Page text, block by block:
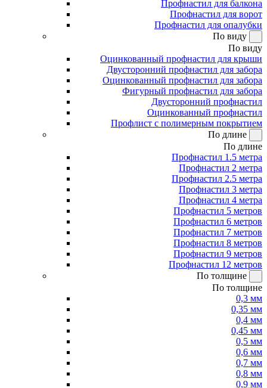
Профнастил для балкона
Профнастил для ворот
Профнастил для опалубки
По виду
По виду
Оцинкованный профнастил для крыши
Двусторонний профнастил для забора
Оцинкованный профнастил для забора
Фигурный профнастил для забора
Двусторонний профнастил
Оцинкованный профнастил
Профлист с полимерным покрытием
По длине
По длине
Профнастил 1.5 метра
Профнастил 2 метра
Профнастил 2.5 метра
Профнастил 3 метра
Профнастил 4 метра
Профнастил 5 метров
Профнастил 6 метров
Профнастил 7 метров
Профнастил 8 метров
Профнастил 9 метров
Профнастил 12 метров
По толщине
По толщине
0,3 мм
0,35 мм
0,4 мм
0,45 мм
0,5 мм
0,6 мм
0,7 мм
0,8 мм
0,9 мм